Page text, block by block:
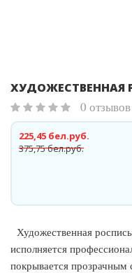
ХУДОЖЕСТВЕННАЯ
0 отзывов
375,75 бел.руб.
225,45 бел.руб.
Художественная
исполняется
покрывается прозрачным